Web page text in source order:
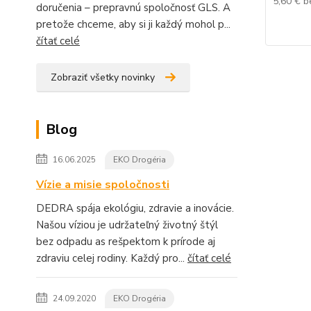
doručenia – prepravnú spoločnosť GLS. A
pretože chceme, aby si ji každý mohol p...
čítať celé
Zobraziť všetky novinky
Blog
16.06.2025 EKO Drogéria
Vízie a misie spoločnosti
DEDRA spája ekológiu, zdravie a inovácie.
Našou víziou je udržateľný životný štýl
bez odpadu as rešpektom k prírode aj
zdraviu celej rodiny. Každý pro... čítať celé
24.09.2020 EKO Drogéria